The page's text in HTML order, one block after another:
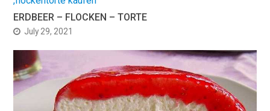
ERDBEER – FLOCKEN – TORTE
July 29, 2021